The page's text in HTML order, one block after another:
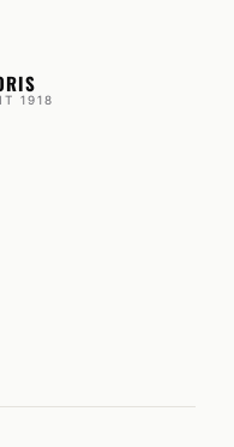
1918